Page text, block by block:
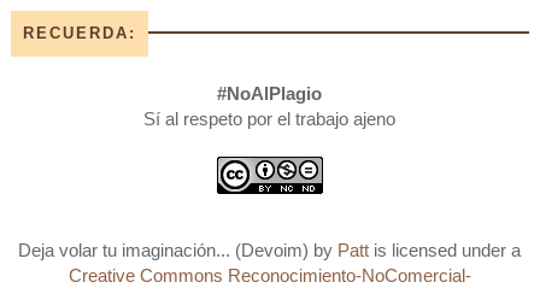
RECUERDA:
#NoAlPlagio
Sí al respeto por el trabajo ajeno
Deja volar tu imaginación... (Devoim) by Patt is licensed under a
Creative Commons Reconocimiento-NoComercial-